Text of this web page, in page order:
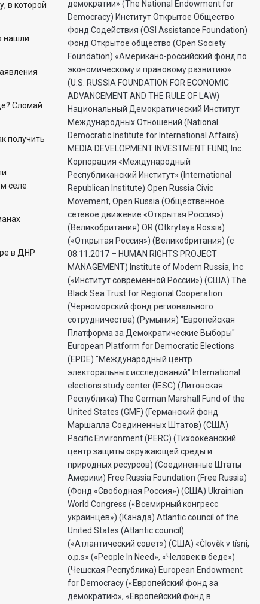
в которой
нашли
Сломай
получить
селе
в ДНР
демократии» (The National Endowment for
Democracy) Институт Открытое Общество
Фонд Содействия (OSI Assistance Foundation)
Фонд Открытое общество (Open Society
Foundation) «Американо-российский фонд по
экономическому и правовому развитию»
(U.S. RUSSIA FOUNDATION FOR ECONOMIC
ADVANCEMENT AND THE RULE OF LAW)
Национальный Демократический Институт
Международных Отношений (National
Democratic Institute for International Affairs)
MEDIA DEVELOPMENT INVESTMENT FUND, Inc.
Корпорация «Международный
Республиканский Институт» (International
Republican Institute) Open Russia Civic
Movement, Open Russia (Общественное
сетевое движение «Открытая Россия»)
(Великобритания) OR (Otkrytaya Rossia)
(«Открытая Россия») (Великобритания) (с
08.11.2017 – HUMAN RIGHTS PROJECT
MANAGEMENT) Institute of Modern Russia, Inc
(«Институт современной России») (США) The
Black Sea Trust for Regional Cooperation
(Черноморский фонд регионального
сотрудничества) (Румыния) "Европейская
Платформа за Демократические Выборы"
European Platform for Democratic Elections
(EPDE) "Международный центр
электоральных исследований" International
elections study center (IESC) (Литовская
Республика) The German Marshall Fund of the
United States (GMF) (Германский фонд
Маршалла Соединенных Штатов) (США)
Pacific Environment (PERC) (Тихоокеанский
центр защиты окружающей среды и
природных ресурсов) (Соединенные Штаты
Америки) Free Russia Foundation (Free Russia)
(Фонд «Свободная Россия») (США) Ukrainian
World Congress («Всемирный конгресс
украинцев») (Канада) Atlantic council of the
United States (Atlantic council)
(«Атлантический совет») (США) «Člověk v tísni,
o.p.s» («People In Need», «Человек в беде»)
(Чешская Республика) European Endowment
for Democracy («Европейский фонд за
демократию», «Европейский фонд в